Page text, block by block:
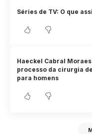
Séries de TV: O que
Haeckel Cabral
processo da cirurgia
para homens